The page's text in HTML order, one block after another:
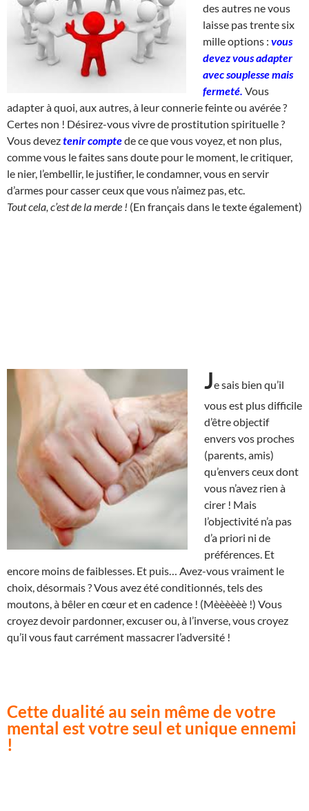
des autres ne vous
laisse pas trente six
mille options : vous
devez vous adapter
avec souplesse mais
fermeté. Vous
adapter à quoi, aux autres, à leur connerie feinte ou avérée ?
Certes non ! Désirez-vous vivre de prostitution spirituelle ?
Vous deveztenir comptede ce que vous voyez, et non plus,
comme vous le faites sans doute pour le moment, le critiquer,
le nier, l’embellir, le justifier, le condamner, vous en servir
d’armes pour casser ceux que vous n’aimez pas, etc.
Tout cela, c’est de la merde ! (En français dans le texte également)
Je sais bien qu’il
vous est plus difficile
d’être objectif
envers vos proches
(parents, amis)
qu’envers ceux dont
vous n’avez rien à
cirer ! Mais
l’objectivité n’a pas
d’a priori ni de
préférences. Et
encore moins de faiblesses. Et puis… Avez-vous vraiment le
choix, désormais ? Vous avez été conditionnés, tels des
moutons, à bêler en cœur et en cadence ! (Mèèèèèè !) Vous
croyez devoir pardonner, excuser ou, à l’inverse, vous croyez
qu’il vous faut carrément massacrer l’adversité !
Cette dualité au sein même de votre
mental est votre seul et unique ennemi
!